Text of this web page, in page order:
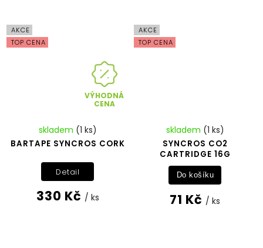
AKCE
TOP CENA
VÝHODNÁ
CENA
BARTAPE SYNCROS CORK
skladem (1 ks)
330 Kč / ks
Detail
AKCE
TOP CENA
SYNCROS CO2
CARTRIDGE 16G
skladem (1 ks)
71 Kč / ks
Do košíku